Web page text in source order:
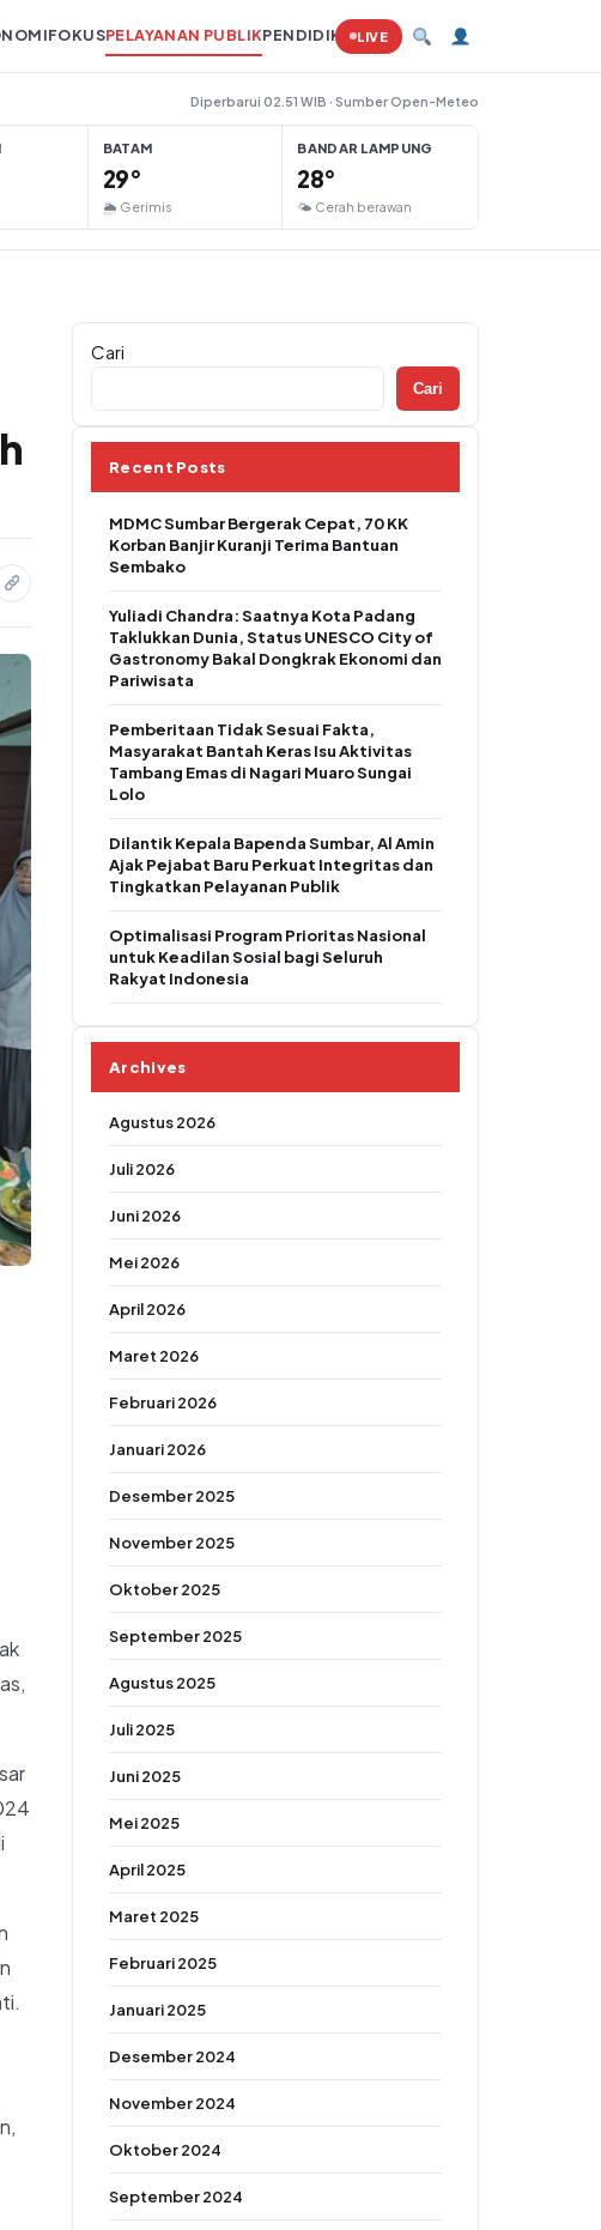
FOKUSPELAYANAN PUBLIKPENDIDIKAN PERTANIANHUKUM
LIVE
Diperbarui 02.51 WIB · Sumber Open-Meteo
BATAM
29°
🌦 Gerimis
BANDAR LAMPUNG
28°
🌤 Cerah berawan
Cari
Cari
Recent Posts
MDMC Sumbar Bergerak Cepat, 70 KK
Korban Banjir Kuranji Terima Bantuan
Sembako
Yuliadi Chandra: Saatnya Kota Padang
Taklukkan Dunia, Status UNESCO City of
Gastronomy Bakal Dongkrak Ekonomi dan
Pariwisata
Pemberitaan Tidak Sesuai Fakta,
Masyarakat Bantah Keras Isu Aktivitas
Tambang Emas di Nagari Muaro Sungai
Lolo
Dilantik Kepala Bapenda Sumbar, Al Amin
Ajak Pejabat Baru Perkuat Integritas dan
Tingkatkan Pelayanan Publik
Optimalisasi Program Prioritas Nasional
untuk Keadilan Sosial bagi Seluruh
Rakyat Indonesia
Archives
Agustus 2026
Juli 2026
Juni 2026
Mei 2026
April 2026
Maret 2026
Februari 2026
Januari 2026
Desember 2025
November 2025
Oktober 2025
September 2025
Agustus 2025
Juli 2025
Juni 2025
Mei 2025
April 2025
Maret 2025
Februari 2025
Januari 2025
Desember 2024
November 2024
Oktober 2024
September 2024